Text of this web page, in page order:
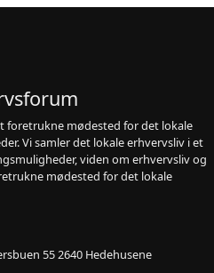
foretrukne mødested for det lokale
Vi samler det lokale erhvervsliv i et
viden om erhvervsliv og
mødested for det lokale
55 2640 Hedehusene